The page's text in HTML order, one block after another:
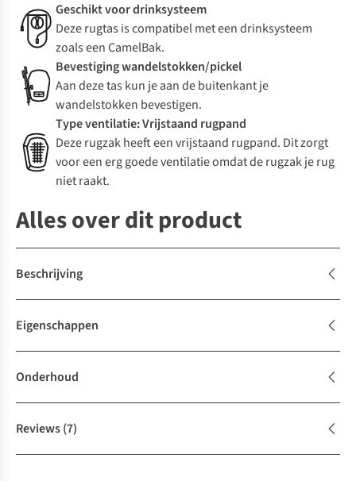
Geschikt voor drinksysteem
Deze rugtas is compatibel met een drinksysteem
zoals een CamelBak.
Bevestiging wandelstokken/pickel
Aan deze tas kun je aan de buitenkant je
wandelstokken bevestigen.
Type ventilatie: Vrijstaand rugpand
Deze rugzak heeft een vrijstaand rugpand. Dit zorgt
voor een erg goede ventilatie omdat de rugzak je rug
niet raakt.
Alles over dit product
Beschrijving
Eigenschappen
Onderhoud
Reviews(7)